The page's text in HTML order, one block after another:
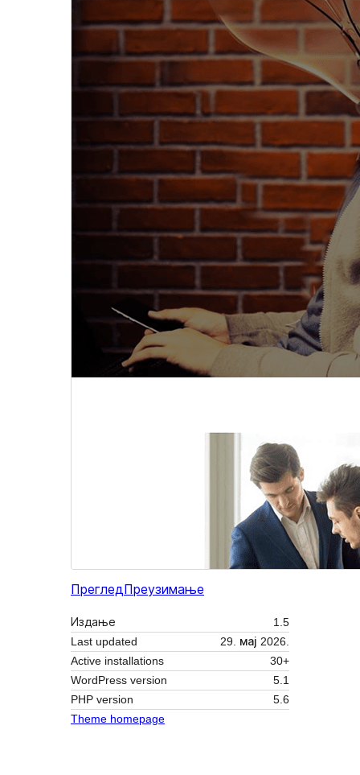
Преглед Преузимање
Издање
1.5
Last updated
29. мај 2026.
Active installations
30+
WordPress version
5.1
PHP version
5.6
Theme homepage